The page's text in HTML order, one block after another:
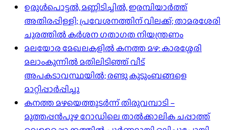
ഉരുൾപൊട്ടൽ, മണ്ണിടിച്ചിൽ, ഇരമ്പിയാര്‍ത്ത്
അതിരപ്പിള്ളി; പ്രവേശനത്തിന് വിലക്ക്; താമരശേരി
ചുരത്തില്‍ കര്‍ശന ഗതാഗത നിയന്ത്രണം
മലയോര മേഖലകളിൽ കനത്ത മഴ: കാരശ്ശേരി
മലാംകുന്നിൽ മതിലിടിഞ്ഞ് വീട്
അപകടാവസ്ഥയിൽ; രണ്ടു കുടുംബങ്ങളെ
മാറ്റിപ്പാർപ്പിച്ചു
കനത്ത മഴയെത്തുടർന്ന് തിരുവമ്പാടി –
മുത്തപ്പൻപുഴ റോഡിലെ താൽക്കാലിക ചപ്പാത്ത്